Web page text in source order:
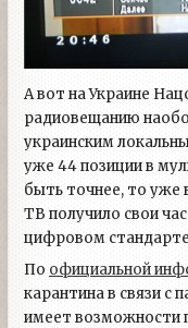
А вот на Украине
радиовещанию
украинским
уже 44 позиции в
быть точнее, то уже
ТВ получило свои
цифровом
По официальной
карантина в связи с
имеет возможности